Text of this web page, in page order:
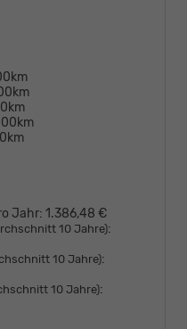
Jahr: 1.386,48 €
10 Jahre):
10 Jahre):
10 Jahre):